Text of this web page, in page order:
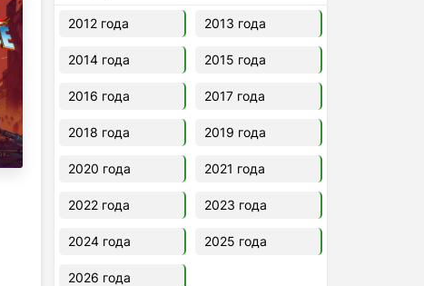
2012 года 2013 года
2014 года 2015 года
2016 года 2017 года
2018 года 2019 года
2020 года 2021 года
2022 года 2023 года
2024 года 2025 года
2026 года